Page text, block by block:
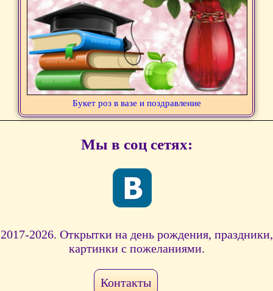
Букет роз в вазе и поздравление
Мы в соц сетях:
2017-2026. Открытки на день рождения, праздники,
картинки с пожеланиями.
Контакты